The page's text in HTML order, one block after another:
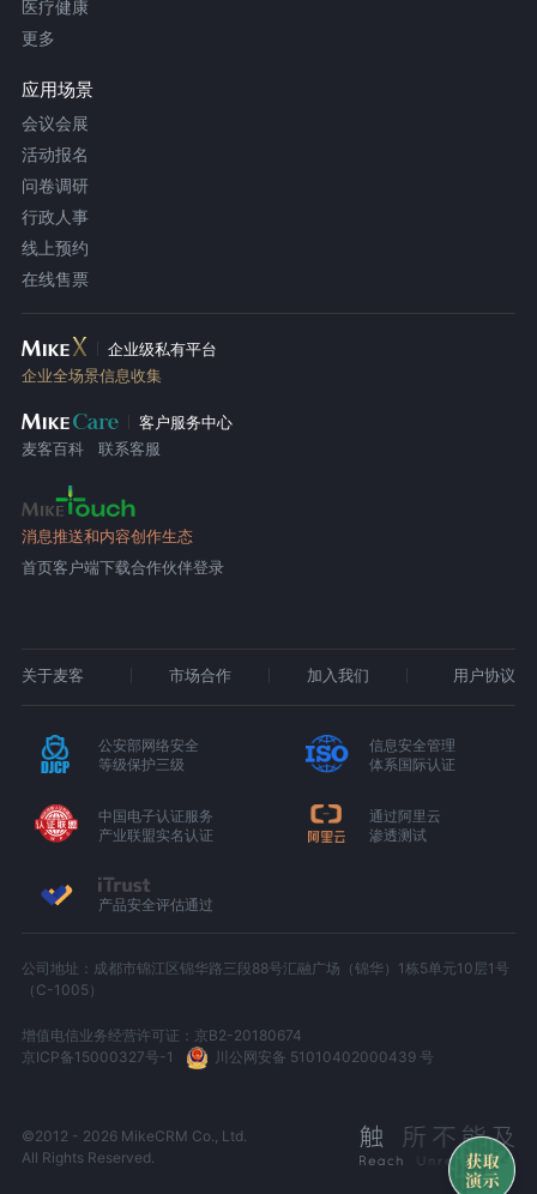
医疗健康
更多
应用场景
会议会展
活动报名
问卷调研
行政人事
线上预约
在线售票
企业级私有平台
企业全场景信息收集
客户服务中心
麦客百科
联系客服
消息推送和内容创作生态
首页客户端下载合作伙伴登录
关于麦客 市场合作 加入我们 用户协议
公安部网络安全
等级保护三级
信息安全管理
体系国际认证
中国电子认证服务
产业联盟实名认证
通过阿里云
渗透测试
产品安全评估通过
公司地址：成都市锦江区锦华路三段88号汇融广场（锦华）1栋5单元10层1号
（C-1005）
增值电信业务经营许可证：京B2-20180674
京ICP备15000327号-1
川公网安备 51010402000439 号
©2012 - 2026 MikeCRM Co., Ltd.
All Rights Reserved.